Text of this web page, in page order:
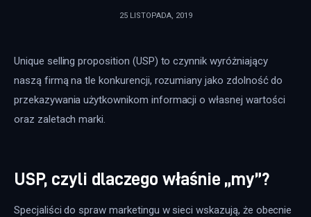
25 LISTOPADA, 2019
Unique selling proposition (USP) to czynnik wyróżniający
naszą firmą na tle konkurencji, rozumiany jako zdolność do
przekazywania użytkownikom informacji o własnej wartości
oraz zaletach marki.
USP, czyli dlaczego właśnie „my”?
Specjaliści do spraw marketingu w sieci wskazują, że obecnie